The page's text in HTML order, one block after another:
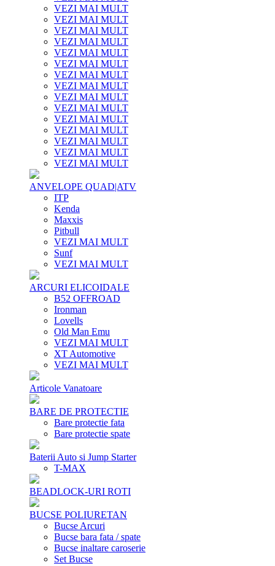
VEZI MAI MULT
VEZI MAI MULT
VEZI MAI MULT
VEZI MAI MULT
VEZI MAI MULT
VEZI MAI MULT
VEZI MAI MULT
VEZI MAI MULT
VEZI MAI MULT
VEZI MAI MULT
VEZI MAI MULT
VEZI MAI MULT
VEZI MAI MULT
VEZI MAI MULT
VEZI MAI MULT
ANVELOPE QUAD|ATV
ITP
Kenda
Maxxis
Pitbull
VEZI MAI MULT
Sunf
VEZI MAI MULT
ARCURI ELICOIDALE
B52 OFFROAD
Ironman
Lovells
Old Man Emu
VEZI MAI MULT
XT Automotive
VEZI MAI MULT
Articole Vanatoare
BARE DE PROTECTIE
Bare protectie fata
Bare protectie spate
Baterii Auto si Jump Starter
T-MAX
BEADLOCK-URI ROTI
BUCSE POLIURETAN
Bucse Arcuri
Bucse bara fata / spate
Bucse inaltare caroserie
Set Bucse